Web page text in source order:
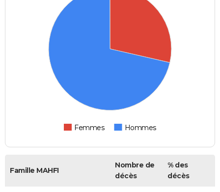
Femmes Hommes
Famille MAHFI
Nombre de
décès
% des
décès